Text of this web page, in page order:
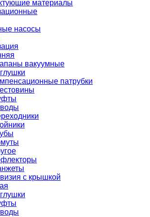
материалы
насосы
вакуумные
патрубки
с крышкой